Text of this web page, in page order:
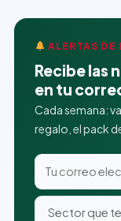
ALERTAS DE
Recibe las
en tu
Cada semana:
regalo, el pack